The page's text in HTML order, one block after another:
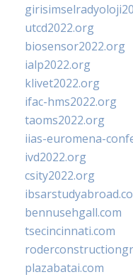
utcd2022.org
biosensor2022.org
ialp2022.org
klivet2022.org
ifac-hms2022.org
taoms2022.org
iias-euromena-
ivd2022.org
csity2022.org
bennusehgall.com
tsecincinnati.com
plazabatai.com